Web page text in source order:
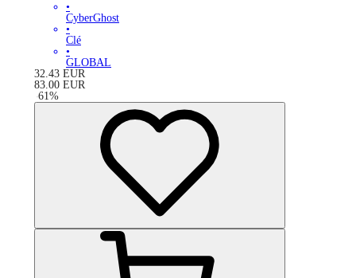
•
CyberGhost
•
Clé
•
GLOBAL
32.43 EUR
83.00 EUR
-61%